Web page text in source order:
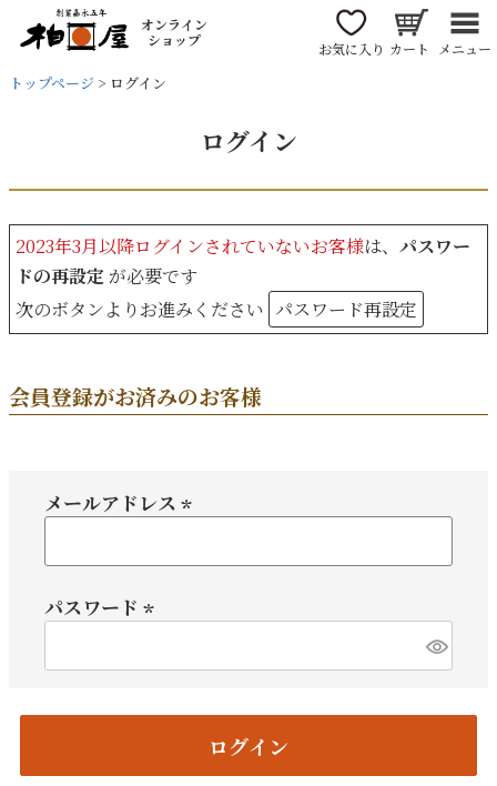
オンライン
ショップ
お気に入り カート メニュー
トップページ ログイン
ログイン
2023年3月以降ログインされていないお客様は、 パスワー
ドの再設定 が必要です
次のボタンよりお進みください パスワード再設定
会員登録がお済みのお客様
メールアドレス
須)
パスワード
須)
ログイン